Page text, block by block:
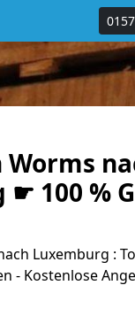
☛ 100 %
Luxemburg :
- Kostenlose